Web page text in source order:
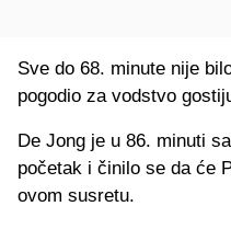
Sve do 68. minute nije
pogodio za vodstvo
De Jong je u 86. minuti
početak i činilo se da će
ovom susretu.